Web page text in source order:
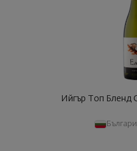
Ийгър Топ Бленд